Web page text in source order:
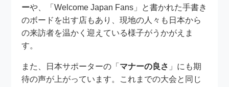
ーや、「Welcome Japan Fans」と書かれた手書き
のボードを出す店もあり、現地の人々も日本から
の来訪者を温かく迎えている様子がうかがえま
す。
また、日本サポーターの「 マナーの良さ 」にも期
待の声が上がっています。これまでの大会と同じ